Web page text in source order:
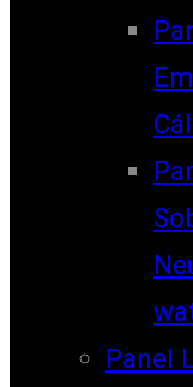
Panel